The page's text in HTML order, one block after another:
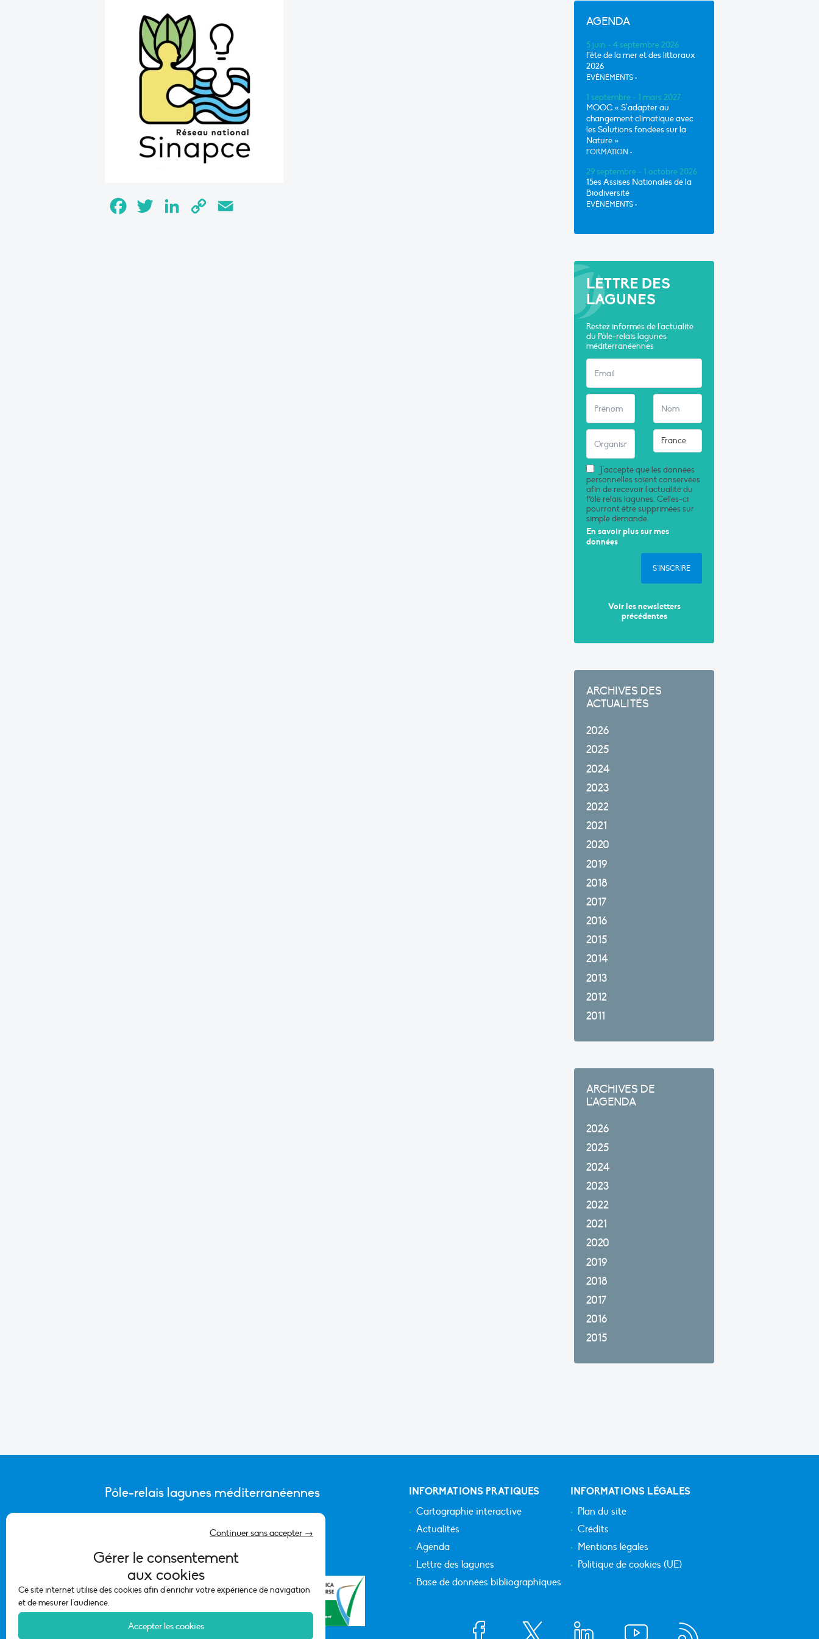
Gérer le consentement
aux cookies
Ce site internet utilise des cookies afin d'enrichir votre expérience de navigation
et de mesurer l'audience.
Accepter les cookies
Continuer sans accepter →
FacebookTwitter LinkedInCopy
AGENDA
5 juin - 4 septembre 2026
Fête de la mer et des littoraux
2026
EVÈNEMENTS •
1 septembre - 1 mars 2027
MOOC « S’adapter au
changement climatique avec
les Solutions fondées sur la
Nature »
FORMATION •
29 septembre - 1 octobre 2026
15es Assises Nationales de la
Biodiversité
EVÈNEMENTS •
LETTRE DES
LAGUNES
Restez informés de l'actualité
du Pôle-relais lagunes
méditerranéennes
J'accepte que les données
personnelles soient conservées
afin de recevoir l'actualité du
Pôle relais lagunes. Celles-ci
pourront être supprimées sur
simple demande.
En savoir plus sur mes
données
S'INSCRIRE
Voir les newsletters
précédentes
ARCHIVES DES
ACTUALITÉS
2026
2025
2024
2023
2022
2021
2020
2019
2018
2017
2016
2015
2014
2013
2012
2011
ARCHIVES DE
L'AGENDA
2026
2025
2024
2023
2022
2021
2020
2019
2018
2017
2016
2015
Pôle-relais lagunes méditerranéennes
CONTACTER L’ÉQUIPE DU PÔLE
INFORMATIONS PRATIQUES
Cartographie interactive
Actualités
Agenda
Lettre des lagunes
Base de données bibliographiques
INFORMATIONS LÉGALES
Plan du site
Crédits
Mentions légales
Politique de cookies (UE)